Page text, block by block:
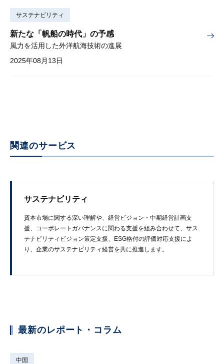
サステナビリティ
新たな「帆船の時代」の予感
風力を活用した外洋航海技術の進展
2025年08月13日
関連のサービス
サステナビリティ
資本市場に​関する​深い​理解や、​経営ビジョン・中期経営計画支
援、​コーポレートガバナンスに​関わる​支援を​組み合わせて、​サス
テナビリティビジョン策定支援、​ESG格付の評価対応支援に​よ
り、​企業の​サステナビリティ経営を​共に​推進します。
最新のレポート・コラム
中国